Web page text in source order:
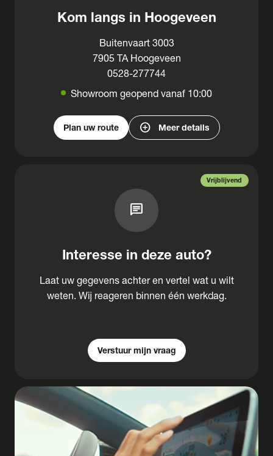
Kom langs in Hoogeveen
Buitenvaart 3003
7905 TA Hoogeveen
0528-277744
Showroom geopend vanaf 10:00
Plan uw route add_circle Meer details
Vrijblijvend
chat
Interesse in deze auto?
Laat uw gegevens achter en vertel wat u wilt
weten. Wij reageren binnen één werkdag.
Verstuur mijn vraag